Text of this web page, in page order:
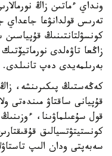
ونداي ءماتىن زاڭ
تەرىس قولدانۋعا
كونسۋلتانتىنىڭ قۇپياسىن
زاڭعا تاۋەلدى
بەرىلمەيدى دەپ تانىلدى.
كەڭەستىڭ پىكىرىنشە،
قۇپيانى ساقتاۋ مىندەتى
قول سۇعىلماۋىنا،
كونستيتۋتسيالىق
سەبەپتى ودان الىپ